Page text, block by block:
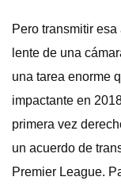
Pero transmitir
lente de una
una tarea enorme
impactante en
primera vez
un acuerdo de
Premier League.